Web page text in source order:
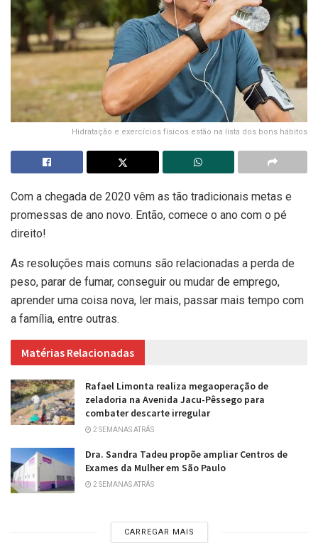
Hidratação e exercícios físicos estão na lista dos bons hábitos
Com a chegada de 2020 vêm as tão tradicionais metas e
promessas de ano novo. Então, comece o ano com o pé
direito!
As resoluções mais comuns são relacionadas a perda de
peso, parar de fumar, conseguir ou mudar de emprego,
aprender uma coisa nova, ler mais, passar mais tempo com
a família, entre outras.
Matérias Relacionadas
Rafael Limonta realiza megaoperação de
zeladoria na Avenida Jacu-Pêssego para
combater descarte irregular
2 SEMANAS ATRÁS
Dra. Sandra Tadeu propõe ampliar Centros de
Exames da Mulher em São Paulo
2 SEMANAS ATRÁS
CARREGAR MAIS